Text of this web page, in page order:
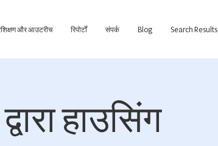
और आउटरीच रिपोर्टों संपर्क Blog Search Results
हाउसिंग